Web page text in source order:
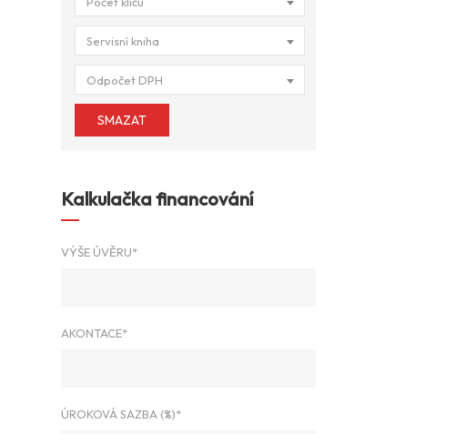
Servisní kniha
Odpočet DPH
SMAZAT
Kalkulačka financování
VÝŠE ÚVĚRU*
AKONTACE*
ÚROKOVÁ SAZBA (%)*